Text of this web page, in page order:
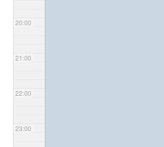
20:00
21:00
22:00
23:00